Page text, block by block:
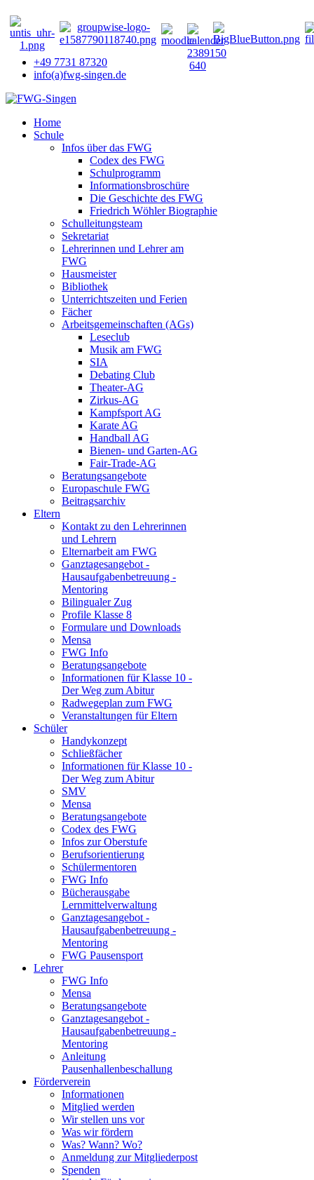
+49 7731 87320
info(a)fwg-singen.de
Home
Schule
Infos über das FWG
Codex des FWG
Schulprogramm
Informationsbroschüre
Die Geschichte des FWG
Friedrich Wöhler Biographie
Schulleitungsteam
Sekretariat
Lehrerinnen und Lehrer am
FWG
Hausmeister
Bibliothek
Unterrichtszeiten und Ferien
Fächer
Arbeitsgemeinschaften (AGs)
Leseclub
Musik am FWG
SIA
Debating Club
Theater-AG
Zirkus-AG
Kampfsport AG
Karate AG
Handball AG
Bienen- und Garten-AG
Fair-Trade-AG
Beratungsangebote
Europaschule FWG
Beitragsarchiv
Eltern
Kontakt zu den Lehrerinnen
und Lehrern
Elternarbeit am FWG
Ganztagesangebot -
Hausaufgabenbetreuung -
Mentoring
Bilingualer Zug
Profile Klasse 8
Formulare und Downloads
Mensa
FWG Info
Beratungsangebote
Informationen für Klasse 10 -
Der Weg zum Abitur
Radwegeplan zum FWG
Veranstaltungen für Eltern
Schüler
Handykonzept
Schließfächer
Informationen für Klasse 10 -
Der Weg zum Abitur
SMV
Mensa
Beratungsangebote
Codex des FWG
Infos zur Oberstufe
Berufsorientierung
Schülermentoren
FWG Info
Bücherausgabe
Lernmittelverwaltung
Ganztagesangebot -
Hausaufgabenbetreuung -
Mentoring
FWG Pausensport
Lehrer
FWG Info
Mensa
Beratungsangebote
Ganztagesangebot -
Hausaufgabenbetreuung -
Mentoring
Anleitung
Pausenhallenbeschallung
Förderverein
Informationen
Mitglied werden
Wir stellen uns vor
Was wir fördern
Was? Wann? Wo?
Anmeldung zur Mitgliederpost
Spenden